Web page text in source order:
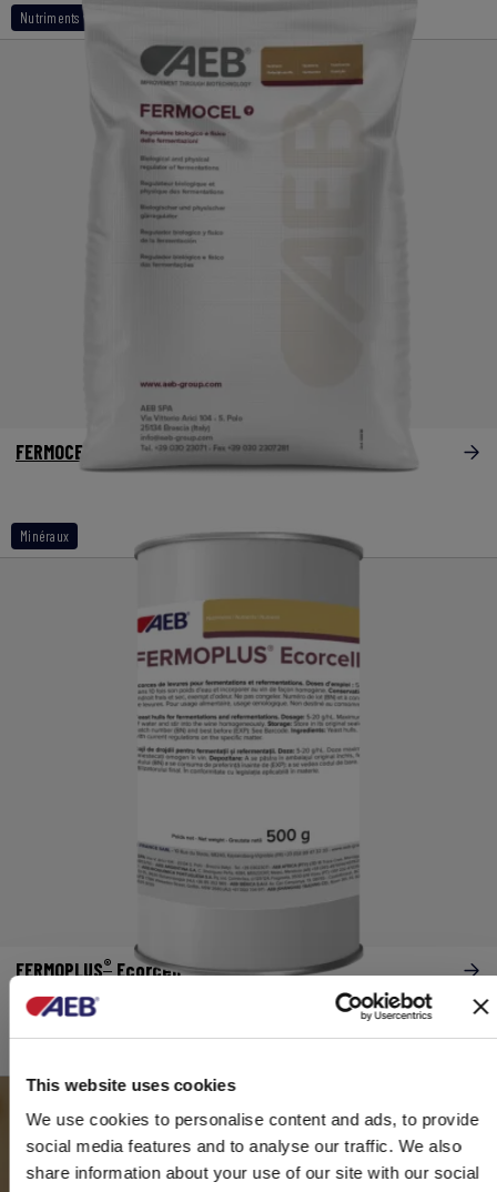
This website uses cookies
We use cookies to personalise content and ads, to provide
social media features and to analyse our traffic. We also
share information about your use of our site with our social
Nutriments variétaux
Minéraux
FERMOCEL
FERMOPLUS®Ecorcell
LES NUTRIMENTS AEB : OBTENEZ LE
MEILLEUR DE VOTRE LEVURE